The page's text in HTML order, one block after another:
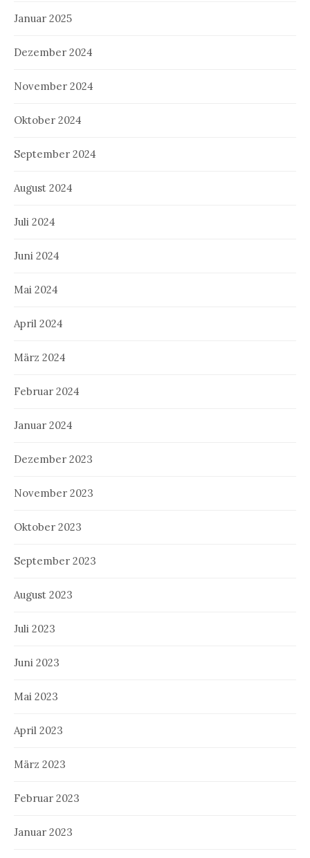
Januar 2025
Dezember 2024
November 2024
Oktober 2024
September 2024
August 2024
Juli 2024
Juni 2024
Mai 2024
April 2024
März 2024
Februar 2024
Januar 2024
Dezember 2023
November 2023
Oktober 2023
September 2023
August 2023
Juli 2023
Juni 2023
Mai 2023
April 2023
März 2023
Februar 2023
Januar 2023